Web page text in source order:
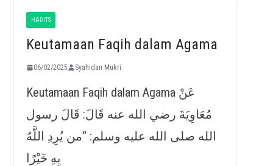
HADITS
Keutamaan Faqih dalam Agama
06/02/2025 Syahidan Mukri
Keutamaan Faqih dalam Agama عَنْ
مُعَاوِيَةَ رضي الله عنه قَالَ: قَالَ رسول
الله صلى الله عليه وسلم: “من يُرِدِ اللَّهُ
بِهِ خَيْرًا